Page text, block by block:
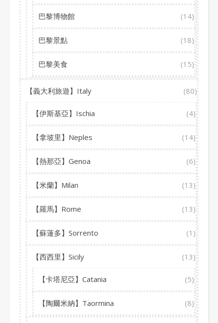
巴黎博物館 (14)
巴黎景點 (18)
巴黎美食 (15)
【義大利旅遊】Italy (80)
【伊斯基亞】Ischia (4)
【拿坡里】Neples (14)
【熱那亞】Genoa (6)
【米蘭】Milan (13)
【羅馬】Rome (13)
【蘇蓮多】Sorrento (1)
【西西里】Sicily (13)
【卡塔尼亞】Catania (5)
【陶爾米納】Taormina (8)